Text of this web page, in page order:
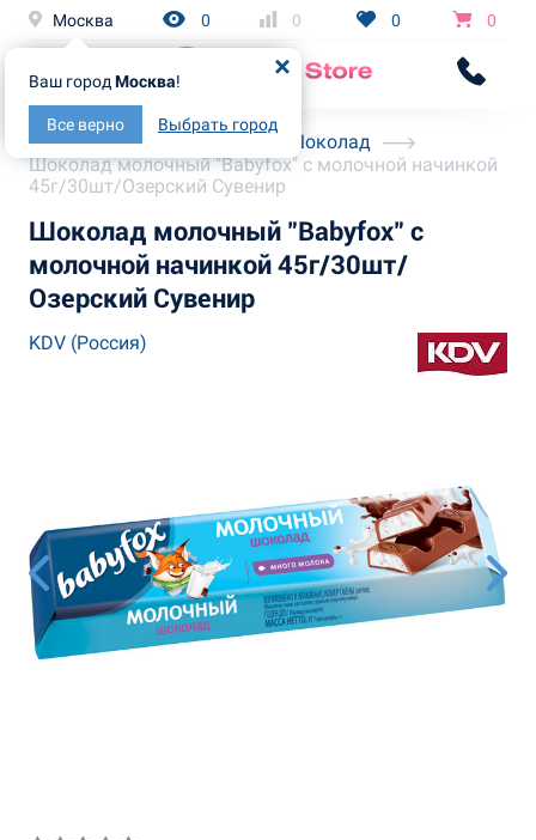
Москва
Ваш город Москва!
Все верно Выбрать город
0 0 0 0
Главная Каталог
Шоколад
Шоколад молочный "Babyfox" с молочной начинкой
45г/30шт/Озерский Сувенир
Шоколад молочный "Babyfox" с
молочной начинкой 45г/30шт/
Озерский Сувенир
KDV (Россия)